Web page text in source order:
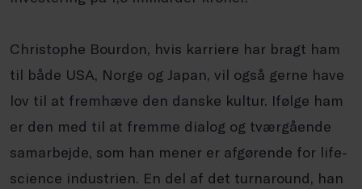
Christophe Bourdon, hvis karriere har bragt ham
til både USA, Norge og Japan, vil også gerne have
lov til at fremhæve den danske kultur. Ifølge ham
er den med til at fremme dialog og tværgående
samarbejde, som han mener er afgørende for life-
science industrien. En del af det turnaround, han